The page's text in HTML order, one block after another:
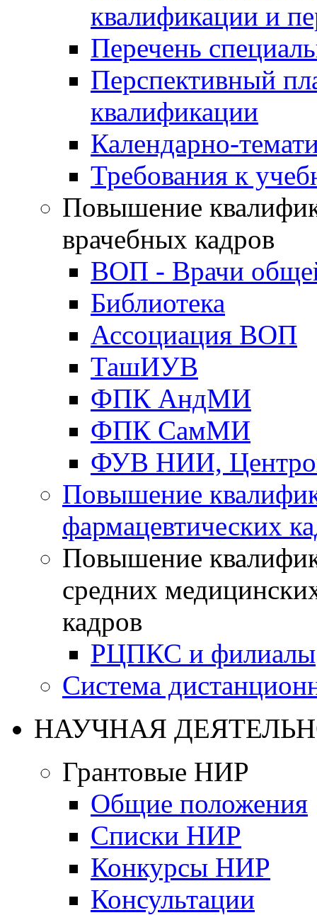
квалификации и
Перечень
Перспективный
квалификации
Календарно-
Требования к
Повышение
врачебных кадров
ВОП - Врачи
Библиотека
Ассоциация ВОП
ТашИУВ
ФПК АндМИ
ФПК СамМИ
ФУВ НИИ,
Повышение
фармацевтических
Повышение
средних
кадров
РЦПКС и филиалы
Система
НАУЧНАЯ
Грантовые НИР
Общие положения
Списки НИР
Конкурсы НИР
Консультации